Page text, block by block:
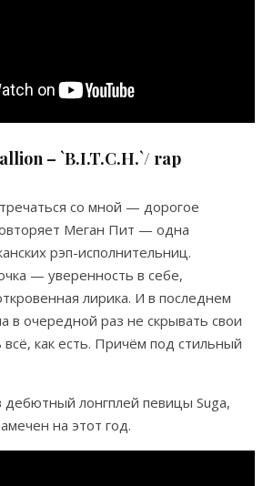
– `B.I.T.C.H.`/ rap
со мной — дорогое
Меган Пит — одна
рэп-исполнительниц.
— уверенность в себе,
лирика. И в последнем
в очередной раз не скрывать свои
всё, как есть. Причём под стильный
дебютный лонгплей певицы Suga,
на этот год.